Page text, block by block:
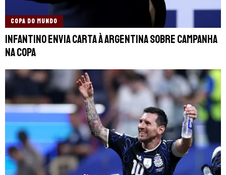
COPA DO MUNDO
Infantino envia carta à Argentina sobre campanha
na Copa